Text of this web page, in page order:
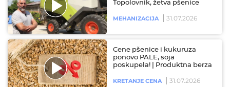
Topolovnik, žetva pšenice
MEHANIZACIJA 31.07.2026
Cene pšenice i kukuruza
ponovo PALE, soja
poskupela! | Produktna berza
KRETANJE CENA 31.07.2026